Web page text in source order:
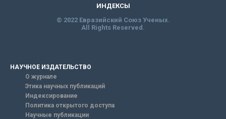
ИНДЕКСЫ
© 2022 Евразийский Союз Ученых.
All Rights Reserved.
НАУЧНОЕ ИЗДАТЕЛЬСТВО
О журнале
Этика научных публикаций
Индексирование
Политика открытого доступа
Научные публикации